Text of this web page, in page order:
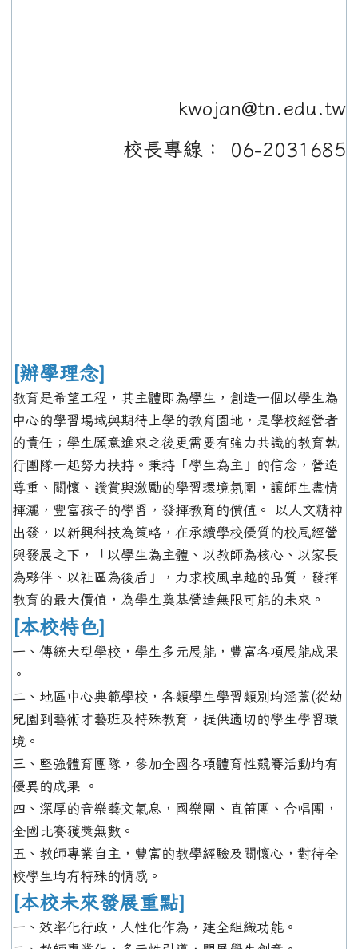
kwojan@tn.edu.tw
校長專線： 06-2031685
[辦學理念]
教育是希望工程，其主體即為學生，創造一個以學生為
中心的學習場域與期待上學的教育園地，是學校經營者
的責任；學生願意進來之後更需要有強力共識的教育執
行團隊一起努力扶持。秉持「學生為主」的信念，營造
尊重、關懷、讚賞與激勵的學習環境氛圍，讓師生盡情
揮灑，豐富孩子的學習，發揮教育的價值。 以人文精神
出發，以新興科技為策略，在承續學校優質的校風經營
與發展之下，「以學生為主體、以教師為核心、以家長
為夥伴、以社區為後盾」，力求校風卓越的品質，發揮
教育的最大價值，為學生奠基營造無限可能的未來。
[本校特色]
一、傳統大型學校，學生多元展能，豐富各項展能成果
。
二、地區中心典範學校，各類學生學習類別均涵蓋(從幼
兒園到藝術才藝班及特殊教育，提供適切的學生學習環
境。
三、堅強體育團隊，參加全國各項體育性競賽活動均有
優異的成果 。
四、深厚的音樂藝文氣息，國樂團、直笛團、合唱團，
全國比賽獲獎無數。
五、教師專業自主，豐富的教學經驗及關懷心，對待全
校學生均有特殊的情感。
[本校未來發展重點]
一、效率化行政，人性化作為，建全組織功能。